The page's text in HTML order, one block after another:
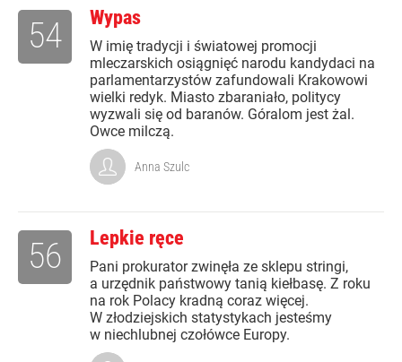
Wypas
W imię tradycji i światowej promocji
mleczarskich osiągnięć narodu kandydaci na
parlamentarzystów zafundowali Krakowowi
wielki redyk. Miasto zbaraniało, politycy
wyzwali się od baranów. Góralom jest żal.
Owce milczą.
54
Anna Szulc
Lepkie ręce
Pani prokurator zwinęła ze sklepu stringi,
a urzędnik państwowy tanią kiełbasę. Z roku
na rok Polacy kradną coraz więcej.
W złodziejskich statystykach jesteśmy
w niechlubnej czołówce Europy.
56